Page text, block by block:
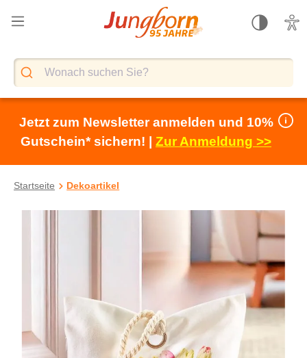
springen
Jetzt zum Newsletter anmelden und 10%
Gutschein* sichern! | Zur Anmeldung >>
Startseite Dekoartikel